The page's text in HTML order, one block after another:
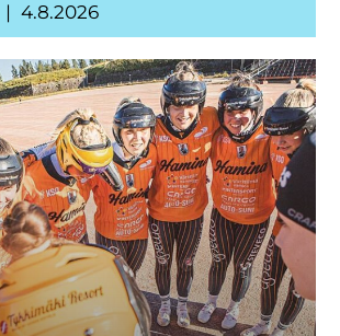
4.8.2026